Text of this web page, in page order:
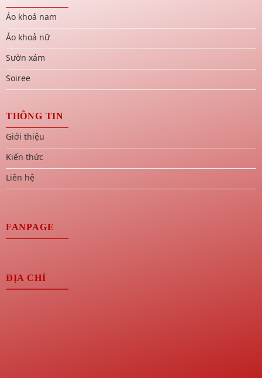
Áo khoả nam
Áo khoả nữ
Sườn xám
Soiree
THÔNG TIN
Giới thiệu
Kiến thức
Liên hệ
FANPAGE
ĐỊA CHỈ